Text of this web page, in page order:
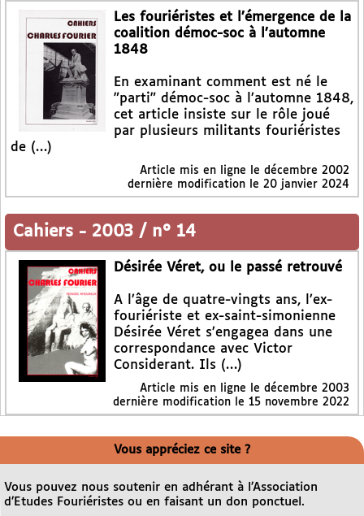
Les fouriéristes et l’émergence de la
coalition démoc-soc à l’automne
1848
En examinant comment est né le
"parti" démoc-soc à l’automne 1848,
cet article insiste sur le rôle joué
par plusieurs militants fouriéristes
de (…)
Article mis en ligne le décembre 2002
dernière modification le 20 janvier 2024
Cahiers - 2003 / n° 14
Désirée Véret, ou le passé retrouvé
A l’âge de quatre-vingts ans, l’ex-
fouriériste et ex-saint-simonienne
Désirée Véret s’engagea dans une
correspondance avec Victor
Considerant. Ils (…)
Article mis en ligne le décembre 2003
dernière modification le 15 novembre 2022
Vous appréciez ce site ?
Vous pouvez nous soutenir en adhérant à l’Association
d’Etudes Fouriéristes ou en faisant un don ponctuel.